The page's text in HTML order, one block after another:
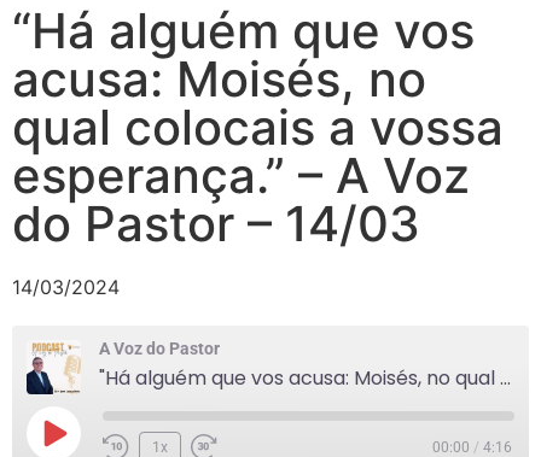
“Há alguém que vos
acusa: Moisés, no
qual colocais a vossa
esperança.” – A Voz
do Pastor – 14/03
14/03/2024
A Voz do Pastor
"Há alguém que vos acusa: Moisés, no qual colocais a vossa esperança." - A Voz do Pastor - 14/03
1x 00:00 / 4:16